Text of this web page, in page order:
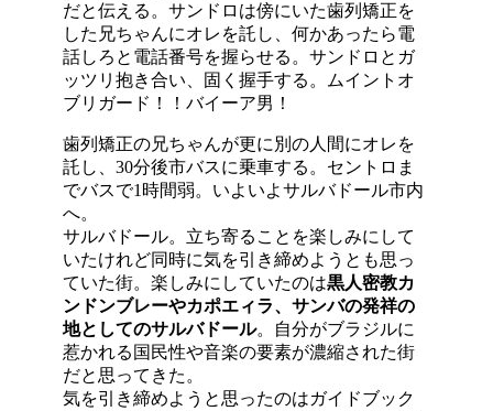
だと伝える。サンドロは傍にいた歯列矯正を
した兄ちゃんにオレを託し、何かあったら電
話しろと電話番号を握らせる。サンドロとガ
ッツリ抱き合い、固く握手する。ムイントオ
ブリガード！！バイーア男！
歯列矯正の兄ちゃんが更に別の人間にオレを
託し、30分後市バスに乗車する。セントロま
でバスで1時間弱。いよいよサルバドール市内
へ。
サルバドール。立ち寄ることを楽しみにして
いたけれど同時に気を引き締めようとも思っ
ていた街。楽しみにしていたのは黒人密教カ
ンドンブレーやカポエィラ、サンバの発祥の
地としてのサルバドール。自分がブラジルに
惹かれる国民性や音楽の要素が濃縮された街
だと思ってきた。
気を引き締めようと思ったのはガイドブック